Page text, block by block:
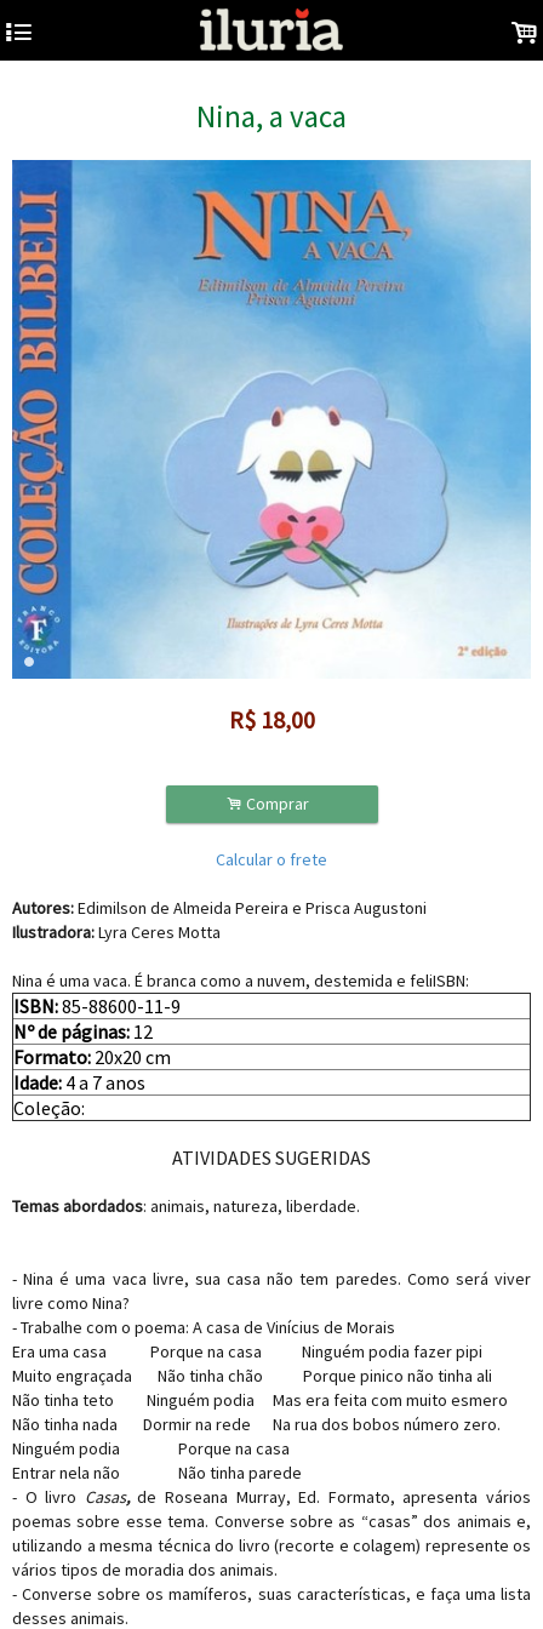
4 .
Nina, a vaca
R$ 18,00
. Comprar
Calcular o frete
Autores:Edimilson de Almeida Pereira e Prisca Augustoni
Ilustradora:Lyra Ceres Motta
Nina é uma vaca. É branca como a nuvem, destemida e feliISBN:
ISBN:85-88600-11-9
Nº de páginas: 12
Formato: 20x20 cm
Idade: 4 a 7 anos
Coleção:
ATIVIDADES SUGERIDAS
Temas abordados: animais, natureza, liberdade.
- Nina é uma vaca livre, sua casa não tem paredes. Como será viver
livre como Nina?
- Trabalhe com o poema: A casa de Vinícius de Morais
Era uma casa Porque na casa Ninguém podia fazer pipi
Muito engraçada Não tinha chão Porque pinico não tinha ali
Não tinha teto Ninguém podia Mas era feita com muito esmero
Não tinha nada Dormir na rede Na rua dos bobos número zero.
Ninguém podia Porque na casa
Entrar nela não Não tinha parede
- O livro Casas,de Roseana Murray, Ed. Formato, apresenta vários
poemas sobre esse tema. Converse sobre as “casas” dos animais e,
utilizando a mesma técnica do livro (recorte e colagem) represente os
vários tipos de moradia dos animais.
- Converse sobre os mamíferos, suas características, e faça uma lista
desses animais.